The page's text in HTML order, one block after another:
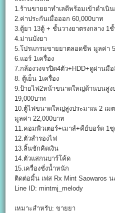
1.ร้านขายยาทำเลดีพร้อมเข้าดำเนิ
2.ค่าประกันเมื่อออก 60,000บาท
3.ตู้ยา 13ตู้ + ชั้นวางยาตรงกลาง 1
4.ม่านบังยา
5.โปรแกรมขายยาตลอดชีพ มูลค่า
6.แอร์ 1เครื่อง
7.กล้องวงจรปิด4ตัว+HDD+ดูผ่านมื
8. ตู้เย็น 1เครื่อง
9.ป้ายไฟ2หน้าขนาดใหญ่ด้านบนสูง
19,000บาท
10.ตู้ไฟขนาดใหญ่สูงประมาณ 2 เม
มูลค่า 22,000บาท
11.คอมพิวเตอร์+เมาส์+คีย์บอร์ด 1
12.ตัวสำรองไฟ
13.ลิ้นชักคิดเงิน
14.ตัวแสกนบาร์โค้ด
15.เครื่องชั่งน้ำหนัก
ติดต่อมิ้น เฟส Rx Mint Saowaros น
Line ID: mintmj_melody
เหมาะสำหรับ: ขายยา